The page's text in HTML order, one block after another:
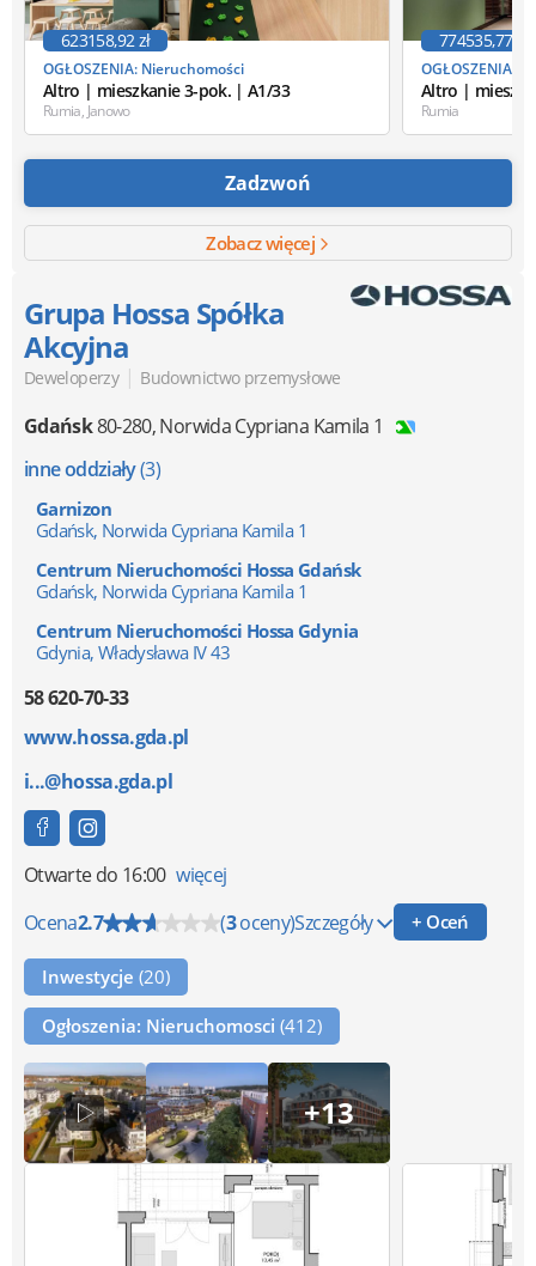
OGŁOSZENIA: Nieruchomości
Altro | mieszkanie 3-pok. | A1/33
623158,92 zł
Rumia, Janowo
OGŁOSZENIA:
Altro |
774535,77 zł
Rumia
Zadzwoń
Zobacz więcej
Grupa Hossa Spółka
Akcyjna
Deweloperzy | Budownictwo przemysłowe
Gdańsk80-280,Norwida Cypriana Kamila 1
inne oddziały(3)
Garnizon
Gdańsk, Norwida Cypriana Kamila 1
Centrum Nieruchomości Hossa Gdańsk
Gdańsk, Norwida Cypriana Kamila 1
Centrum Nieruchomości Hossa Gdynia
Gdynia, Władysława IV 43
58 620-70-33
www.hossa.gda.pl
i...@hossa.gda.pl
Otwartedo 16:00 więcej
Ocena2.7 (3oceny)Szczegóły + Oceń
Inwestycje (20)
Ogłoszenia: Nieruchomosci (412)
+13